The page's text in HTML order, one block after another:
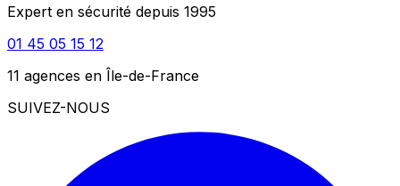
Expert en sécurité depuis 1995
01 45 05 15 12
11 agences en Île-de-France
SUIVEZ-NOUS